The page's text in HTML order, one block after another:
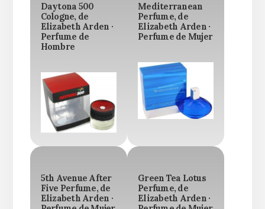
Daytona 500
Cologne, de
Elizabeth Arden ·
Perfume de
Hombre
Mediterranean
Perfume, de
Elizabeth Arden ·
Perfume de Mujer
5th Avenue After
Five Perfume, de
Elizabeth Arden ·
Green Tea Lotus
Perfume, de
Elizabeth Arden ·